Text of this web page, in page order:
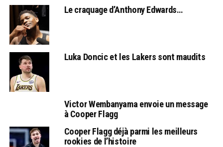
Le craquage d’Anthony Edwards…
Luka Doncic et les Lakers sont maudits
Victor Wembanyama envoie un message
à Cooper Flagg
Cooper Flagg déjà parmi les meilleurs
rookies de l’histoire